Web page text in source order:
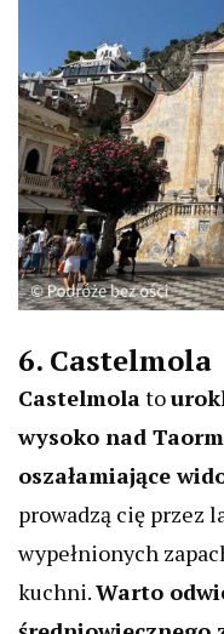
6. Castelmola
Castelmola to
wysoko nad
oszałamiające
prowadzą cię przez
wypełnionych
kuchni.Warto